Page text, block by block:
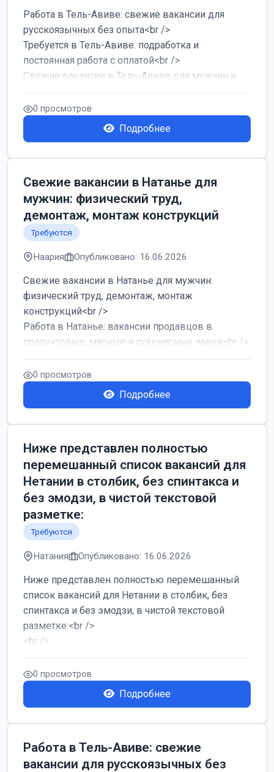
Работа в Тель-Авиве: свежие вакансии для
русскоязычных без опыта<br />
Требуется в Тель-Авиве: подработка и
постоянная работа с оплатой<br />
Свежие вакансии в Тель-Авиве для мужчин и
женщин от хозя...
0 просмотров
Подробнее
Свежие вакансии в Натанье для
мужчин: физический труд,
демонтаж, монтаж конструкций
Требуются
Наария Опубликовано: 16.06.2026
Свежие вакансии в Натанье для мужчин:
физический труд, демонтаж, монтаж
конструкций<br />
Работа в Натанье: вакансии продавцов в
продуктовые, мясные и сувенирные лавки<br />
Разнорабочий на сборку м...
0 просмотров
Подробнее
Ниже представлен полностью
перемешанный список вакансий для
Нетании в столбик, без спинтакса и
без эмодзи, в чистой текстовой
разметке:
Требуются
Натания Опубликовано: 16.06.2026
Ниже представлен полностью перемешанный
список вакансий для Нетании в столбик, без
спинтакса и без эмодзи, в чистой текстовой
разметке:<br />
<br />
Работа в Нетании на мебельном производстве:
требу...
0 просмотров
Подробнее
Работа в Тель-Авиве: свежие
вакансии для русскоязычных без